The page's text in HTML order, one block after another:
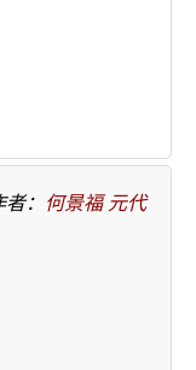
者： 何景福 元代